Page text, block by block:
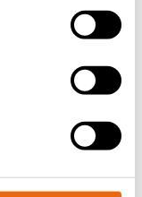
hankkia
ennakoidaan ja
entistä